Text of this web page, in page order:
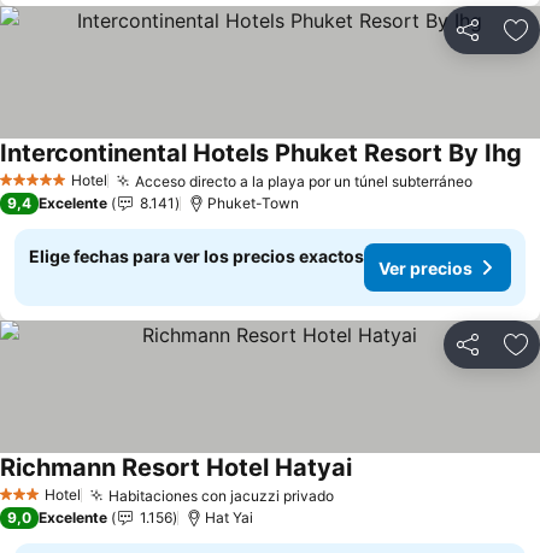
Compartir
5 Estrellas Hotel Acceso directo a la playa por un túnel subterráneoVer
Intercontinental Hotels Phuket Resort By Ihg
9,4 Excelente 8.141 Phuket-Town
Elige fechas para ver los precios exactos
Ver precios
Compartir
3 Estrellas
Hotel Habitaciones con jacuzzi privadoVer precios
Richmann Resort Hotel HatyaiVer precios
9,0 Excelente 1.156 Hat Yai